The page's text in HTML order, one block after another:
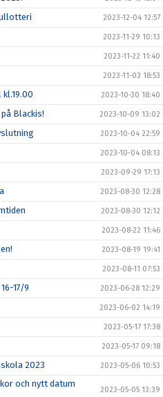
2023-12-04 12:57
2023-11-29 10:13
2023-11-22 11:40
2023-11-03 18:53
2023-10-30 18:40
Blackis! 2023-10-09 13:02
2023-10-04 22:59
2023-10-04 08:13
2023-09-29 17:13
2023-08-30 12:28
2023-08-30 12:12
2023-08-22 11:46
2023-08-19 19:41
2023-08-11 07:53
17/9 2023-06-28 12:29
2023-06-02 14:19
2023-05-17 17:38
2023-05-17 09:18
2023 2023-05-06 10:53
och nytt datum
2023-05-05 13:39